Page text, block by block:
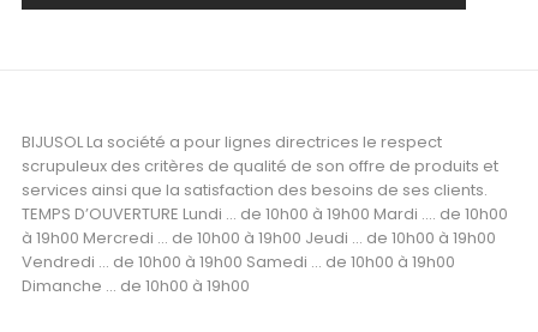
BIJUSOL La société a pour lignes directrices le respect
scrupuleux des critères de qualité de son offre de produits et
services ainsi que la satisfaction des besoins de ses clients.
TEMPS D’OUVERTURE Lundi ... de 10h00 à 19h00 Mardi .... de 10h00
à 19h00 Mercredi ... de 10h00 à 19h00 Jeudi ... de 10h00 à 19h00
Vendredi ... de 10h00 à 19h00 Samedi ... de 10h00 à 19h00
Dimanche ... de 10h00 à 19h00